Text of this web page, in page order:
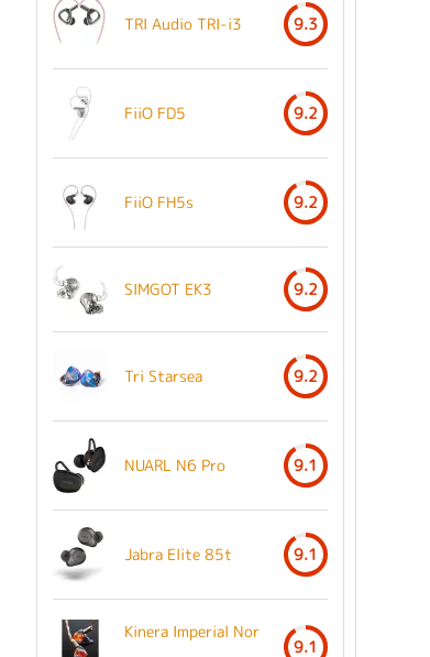
TRI Audio TRI-i3 9.3
FiiO FD5 9.2
FiiO FH5s 9.2
SIMGOT EK3 9.2
Tri Starsea 9.2
NUARL N6 Pro 9.1
Jabra Elite 85t 9.1
Kinera Imperial Nor
9.1